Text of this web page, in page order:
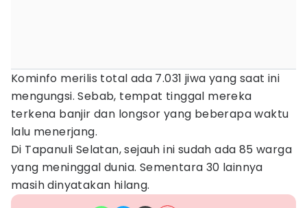
Kominfo merilis total ada 7.031 jiwa yang saat ini
mengungsi. Sebab, tempat tinggal mereka
terkena banjir dan longsor yang beberapa waktu
lalu menerjang.
Di Tapanuli Selatan, sejauh ini sudah ada 85 warga
yang meninggal dunia. Sementara 30 lainnya
masih dinyatakan hilang.